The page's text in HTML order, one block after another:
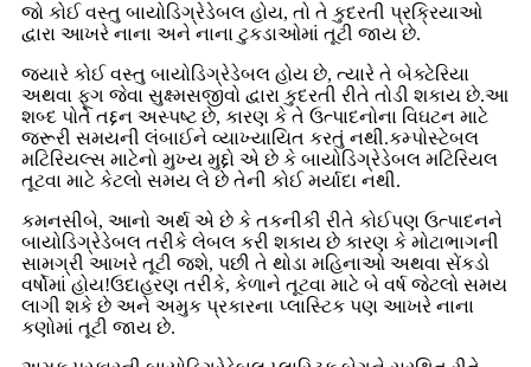
જો કોઈ વસ્તુ બાયોડિગ્રેડેબલ હોય, તો તે કુદરતી પ્રક્રિયાઓ
દ્વારા આખરે નાના અને નાના ટુકડાઓમાં તૂટી જાય છે.
જ્યારે કોઈ વસ્તુ બાયોડિગ્રેડેબલ હોય છે, ત્યારે તે બેક્ટેરિયા
અથવા ફૂગ જેવા સુક્ષ્મસજીવો દ્વારા કુદરતી રીતે તોડી શકાય છે.આ
શબ્દ પોતે તદ્દન અસ્પષ્ટ છે, કારણ કે તે ઉત્પાદનોના વિઘટન માટે
જરૂરી સમયની લંબાઈને વ્યાખ્યાયિત કરતું નથી.કમ્પોસ્ટેબલ
મટિરિયલ્સ માટેનો મુખ્ય મુદ્દો એ છે કે બાયોડિગ્રેડેબલ મટિરિયલ
તૂટવા માટે કેટલો સમય લે છે તેની કોઈ મર્યાદા નથી.
કમનસીબે, આનો અર્થ એ છે કે તકનીકી રીતે કોઈપણ ઉત્પાદનને
બાયોડિગ્રેડેબલ તરીકે લેબલ કરી શકાય છે કારણ કે મોટાભાગની
સામગ્રી આખરે તૂટી જશે, પછી તે થોડા મહિનાઓ અથવા સેંકડો
વર્ષોમાં હોય!ઉદાહરણ તરીકે, કેળાને તૂટવા માટે બે વર્ષ જેટલો સમય
લાગી શકે છે અને અમુક પ્રકારના પ્લાસ્ટિક પણ આખરે નાના
કણોમાં તૂટી જાય છે.